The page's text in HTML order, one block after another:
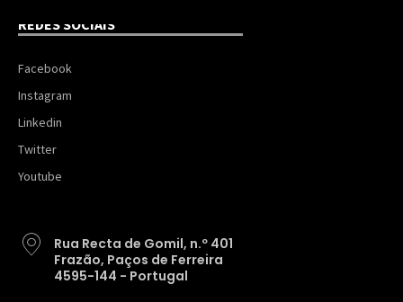
REDES SOCIAIS
Facebook
Instagram
Linkedin
Twitter
Youtube
Rua Recta de Gomil, n.º 401
Frazão, Paços de Ferreira
4595-144 - Portugal